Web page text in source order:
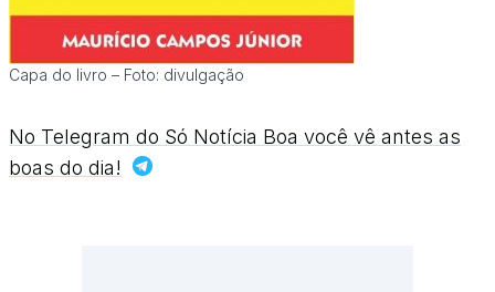
Capa do livro – Foto: divulgação
No Telegram do Só Notícia Boa você vê antes as
boas do dia!